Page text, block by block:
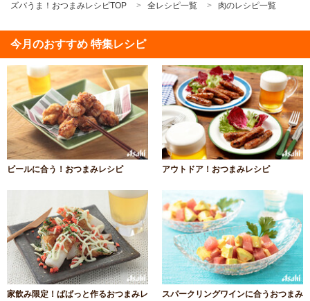
ズバうま！おつまみレシピTOP
全レシピ一覧 肉のレシピ一覧
今月のおすすめ 特集レシピ
ビールに合う！おつまみレシピ アウトドア！おつまみレシピ
家飲み限定！ぱぱっと作るおつまみレ
スパークリングワインに合うおつまみ